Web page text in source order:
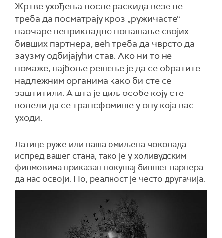
Жртве ухођења после раскида везе не
треба да посматрају кроз „ружичасте“
наочаре неприкладно понашање својих
бивших партнера, већ треба да чврсто да
заузму одбијајући став. Ако ни то не
помаже, најбоље решење је да се обратите
надлежним органима како би сте се
заштитили. А шта је циљ особе коју сте
волели да се трансфомише у ону која вас
уходи.
Латице руже или ваша омиљена чоколада
испред вашег стана, тако је у холивудским
филмовима приказан покушај бившег парнера
да нас освоји. Но, реалност је често другачија.